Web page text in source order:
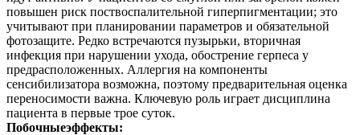
повышен риск поствоспалительной гиперпигментации; это
учитывают при планировании параметров и обязательной
фотозащите. Редко встречаются пузырьки, вторичная
инфекция при нарушении ухода, обострение герпеса у
предрасположенных. Аллергия на компоненты
сенсибилизатора возможна, поэтому предварительная оценка
переносимости важна. Ключевую роль играет дисциплина
пациента в первые трое суток.
Побочныеэффекты: